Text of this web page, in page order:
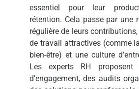
essentiel pour leur
rétention. Cela passe par une
régulière de leurs
de travail attractives (comme
bien-être) et une culture
Les experts RH proposent
d’engagement, des audits